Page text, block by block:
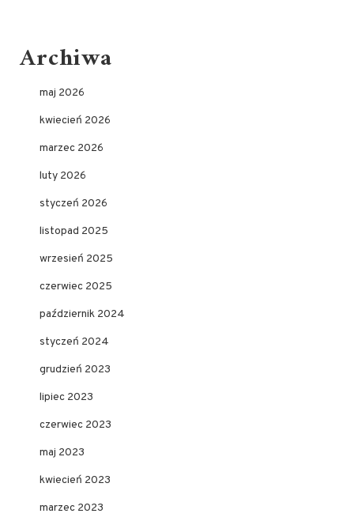
Archiwa
maj 2026
kwiecień 2026
marzec 2026
luty 2026
styczeń 2026
listopad 2025
wrzesień 2025
czerwiec 2025
październik 2024
styczeń 2024
grudzień 2023
lipiec 2023
czerwiec 2023
maj 2023
kwiecień 2023
marzec 2023